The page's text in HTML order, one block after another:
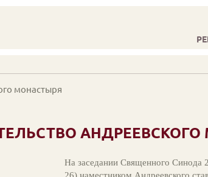
монастыря
На заседании Священного Синода